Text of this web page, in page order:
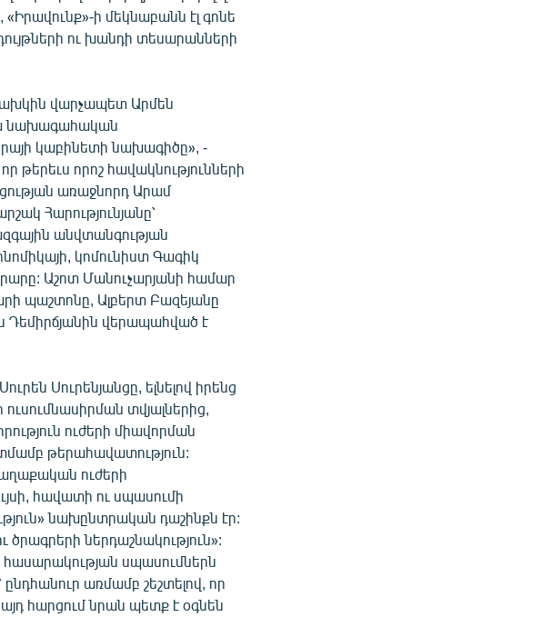
ի մեկնաբանն էլ գոնե
ու խանդի տեսարանների
վարչապետ Արմեն
նախագահական
կաբինետի նախագիծը», -
թերեւս որոշ հավակնությունների
առաջնորդ Արամ
Հարությունյանը՝
անվտանգության
կոմունիստ Գագիկ
Աշոտ Մանուչարյանի համար
պաշտոնը, Ալբերտ Բազեյանը
վերապահված է
Սուրենյանցը, ելնելով իրենց
տվյալներից,
ուժերի միավորման
թերահավատություն:
ուժերի
հավատի ու սպասումի
նախընտրական դաշինքն էր:
ծրագրերի ներդաշնակություն»:
հասարակության սպասումներն
առմամբ շեշտելով, որ
այդ հարցում նրան պետք է օգնեն